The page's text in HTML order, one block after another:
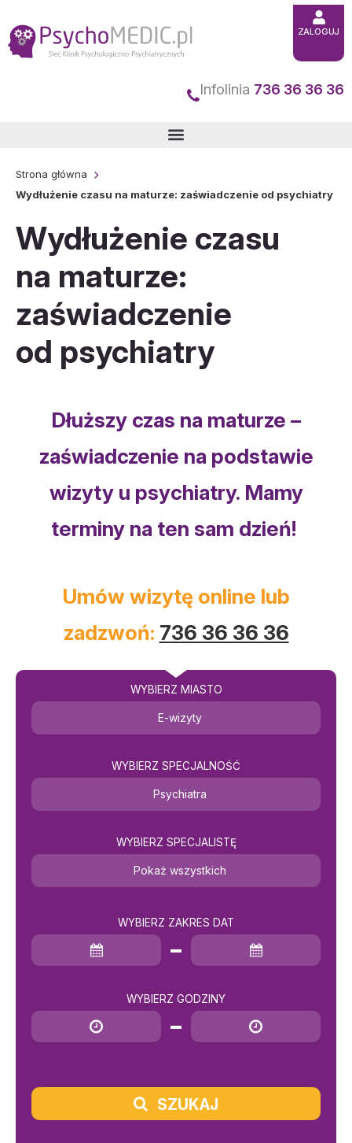
do
treści
Infolinia 736 36 36 36
ZALOGUJ
Strona główna
Wydłużenie czasu na maturze: zaświadczenie od psychiatry
Wydłużenie czasu
na maturze:
zaświadczenie
od psychiatry
Dłuższy czas na maturze –
zaświadczenie na podstawie
wizyty u psychiatry. Mamy
terminy na ten sam dzień!
Umów wizytę online lub
zadzwoń: 736 36 36 36
WYBIERZ MIASTO
E-wizyty
WYBIERZ SPECJALNOŚĆ
Psychiatra
WYBIERZ SPECJALISTĘ
Pokaż wszystkich
WYBIERZ ZAKRES DAT
Data rozpoczęcia
Data zakończenia
WYBIERZ GODZINY
Godzina rozpoczęcia
Godzina zakończenia
SZUKAJ